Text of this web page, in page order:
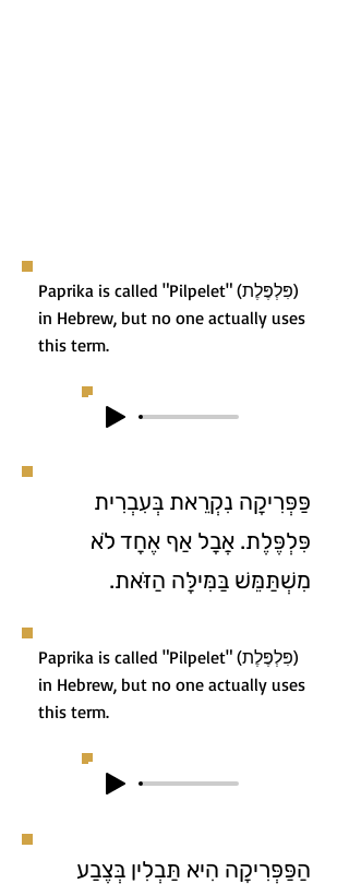
Paprika is called "Pilpelet" (פִּלְפֶּלֶת)
in Hebrew, but no one actually uses
this term.
פַּפְּרִיקָה נִקְרֵאת בְּעִבְרִית
פִּלְפֶּלֶת. אֲבָל אַף אֶחָד לֹא
מִשְׁתַּמֵּשׁ בַּמִּילָּה הַזֹּאת.
Paprika is called "Pilpelet" (פִּלְפֶּלֶת)
in Hebrew, but no one actually uses
this term.
הַפַּפְּרִיקָה הִיא תַּבְלִין בְּצֶבַע